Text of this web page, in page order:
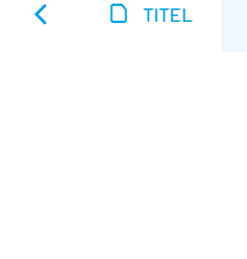
TITEL